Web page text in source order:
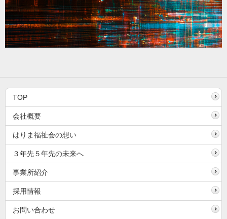
TOP
会社概要
はりま福祉会の想い
３年先５年先の未来へ
事業所紹介
採用情報
お問い合わせ